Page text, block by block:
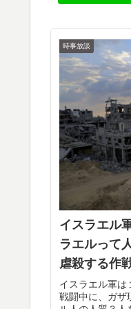
時事放談
イスラエル
ラエルって
虐殺する作
イスラエル軍は
戦闘中に、ガザ